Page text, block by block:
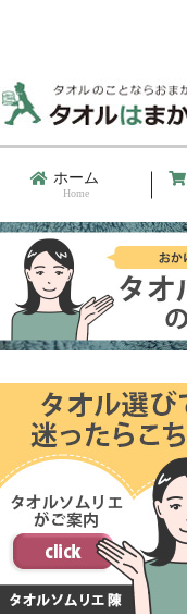
ホーム
Home